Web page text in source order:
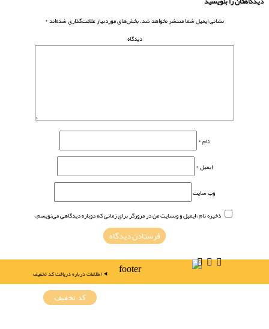
نشانی ایمیل شما منتشر نخواهد شد.بخش‌های موردنیاز علامت‌گذاری شده‌اند*
دیدگاه
نام*
ایمیل*
وب‌ سایت
ذخیره نام، ایمیل و وبسایت من در مرورگر برای زمانی که دوباره دیدگاهی می‌نویسم.
اطلاعات درباره دریافت کد تخفیف
کد تخفیف